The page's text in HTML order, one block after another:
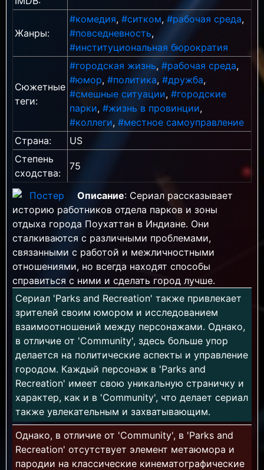
Жанры:
#комедия, #ситком, #рабочая среда,
#повседневность,
#институциональная бюрократия
Сюжетные
теги:
#городская жизнь, #рабочая среда,
#юмор, #политика, #дружба,
#смешные ситуации, #городские
парки, #жизнь в провинции,
#коллеги, #местное самоуправление
Страна:
US
Степень
сходства:
75
Описание: Сериал рассказывает
историю работников отдела парков и зоны
отдыха города Поухаттан в Индиане. Они
сталкиваются с различными проблемами,
связанными с работой и межличностными
отношениями, но всегда находят способы
справиться с ними и сделать город лучше.
Сериал 'Parks and Recreation' также привлекает
зрителей своим юмором и исследованием
взаимоотношений между персонажами. Однако,
в отличие от 'Community', здесь больше упор
делается на политические аспекты и управление
городом. Каждый персонаж в 'Parks and
Recreation' имеет свою уникальную страничку и
характер, как и в 'Community', что делает сериал
также увлекательным и захватывающим.
Однако, в отличие от 'Community', в 'Parks and
Recreation' отсутствует элемент метаюмора и
пародии на классические кинематографические